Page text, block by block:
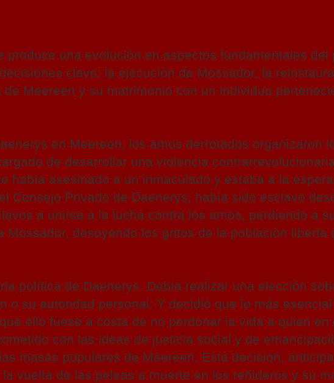
produce una evolución en aspectos fundamentales del
clave: la ejecución de Mossador, la
Meereen y su matrimonio con un individuo
en Meereen, los amos derrotados organizaron
de desarrollar una violencia
había asesinado a un inmaculado y estaba a la
Consejo Privado de Daenerys, había sido esclavo
a unirse a la lucha contra los amos, perdiendo a
Mossador, desoyendo los gritos de la población liberta
política de Daenerys. Debía realizar una elección
o su autoridad personal. Y decidió que lo más
ello fuese a costa de no perdonar la vida a quien en
con las ideas de justicia social y de
masas populares de Meereen. Esta decisión,
vuelta de las peleas a muerte en los reñideros y su